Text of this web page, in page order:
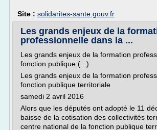
Site : solidarites-sante.gouv.fr
Les grands enjeux de la
professionnelle dans la ...
Les grands enjeux de la formation
fonction publique (...)
Les grands enjeux de la formation
fonction publique territoriale
samedi 2 avril 2016
Alors que les députés ont adopté le 11
baisse de la cotisation des collectivités
centre national de la fonction publique